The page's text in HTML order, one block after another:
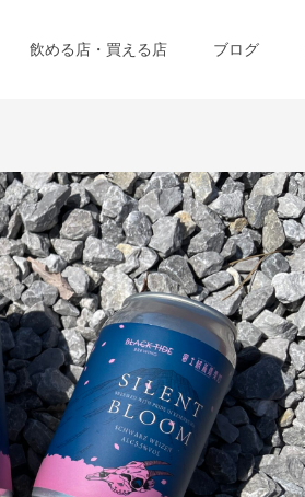
飲める店・買える店 ブログ